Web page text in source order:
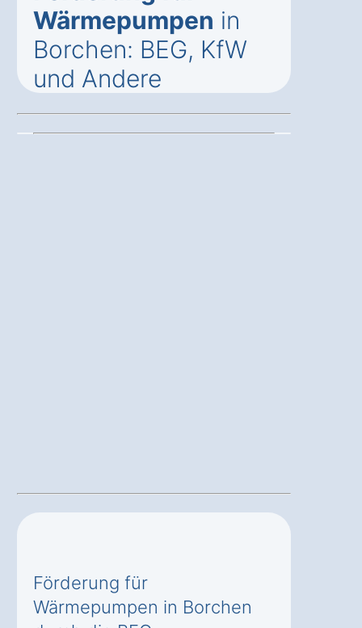
Wärmepumpen in
Borchen: BEG, KfW
und Andere
Förderung für
Wärmepumpen in Borchen